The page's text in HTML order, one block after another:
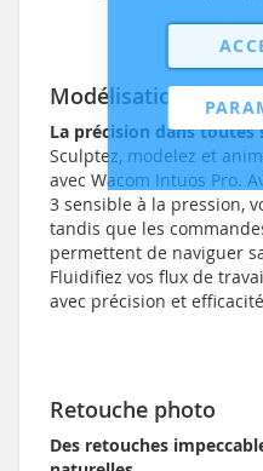
Modélisation 3D et
La précision dans toutes
Sculptez, modelez et
avec Wacom Intuos Pro.
3 sensible à la pression,
tandis que les
permettent de naviguer
Fluidifiez vos flux de
avec précision et
Retouche photo
Des retouches